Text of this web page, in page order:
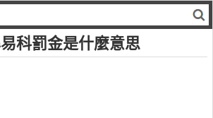
科罰金是什麼意思